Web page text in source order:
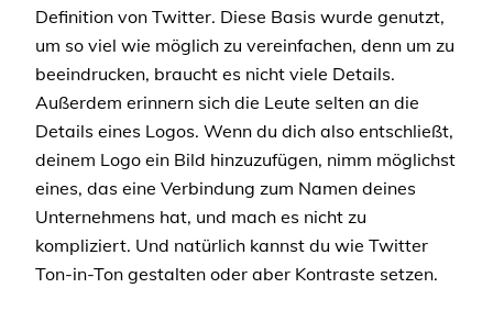
Definition von Twitter. Diese Basis wurde genutzt,
um so viel wie möglich zu vereinfachen, denn um zu
beeindrucken, braucht es nicht viele Details.
Außerdem erinnern sich die Leute selten an die
Details eines Logos. Wenn du dich also entschließt,
deinem Logo ein Bild hinzuzufügen, nimm möglichst
eines, das eine Verbindung zum Namen deines
Unternehmens hat, und mach es nicht zu
kompliziert. Und natürlich kannst du wie Twitter
Ton-in-Ton gestalten oder aber Kontraste setzen.